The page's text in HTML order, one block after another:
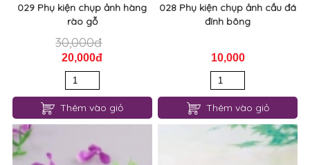
029 Phụ kiện chụp ảnh hàng
rào gỗ
30,000đ
20,000đ
Thêm vào giỏ
028 Phụ kiện chụp ảnh cầu đá
đính bông
10,000
Thêm vào giỏ